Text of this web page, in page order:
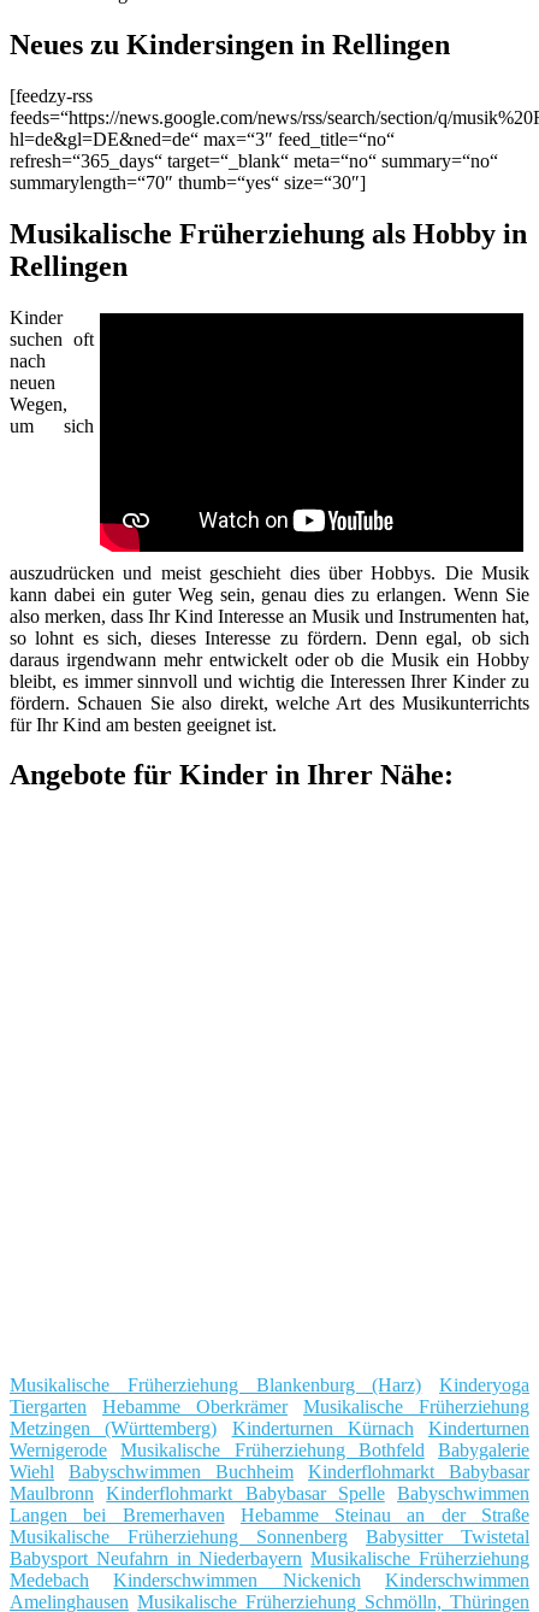
Neues zu Kindersingen in Rellingen
[feedzy-rss
feeds=“https://news.google.com/news/rss/search/section/q/
hl=de&gl=DE&ned=de“ max=“3″ feed_title=“no“
refresh=“365_days“ target=“_blank“ meta=“no“ summary=“no“
summarylength=“70″ thumb=“yes“ size=“30″]
Musikalische Früherziehung als Hobby in
Rellingen
Kinder
suchen oft
nach
neuen
Wegen,
um sich
auszudrücken und meist geschieht dies über Hobbys. Die Musik
kann dabei ein guter Weg sein, genau dies zu erlangen. Wenn Sie
also merken, dass Ihr Kind Interesse an Musik und Instrumenten hat,
so lohnt es sich, dieses Interesse zu fördern. Denn egal, ob sich
daraus irgendwann mehr entwickelt oder ob die Musik ein Hobby
bleibt, es immer sinnvoll und wichtig die Interessen Ihrer Kinder zu
fördern. Schauen Sie also direkt, welche Art des Musikunterrichts
für Ihr Kind am besten geeignet ist.
Angebote für Kinder in Ihrer Nähe:
Musikalische Früherziehung Blankenburg (Harz)
Kinderyoga
Tiergarten
Hebamme Oberkrämer
Musikalische Früherziehung
Metzingen (Württemberg)
Kinderturnen Kürnach
Kinderturnen
Wernigerode
Musikalische Früherziehung Bothfeld
Babygalerie
Wiehl
Babyschwimmen Buchheim
Kinderflohmarkt Babybasar
Maulbronn
Kinderflohmarkt Babybasar Spelle
Babyschwimmen
Langen bei Bremerhaven
Hebamme Steinau an der Straße
Musikalische Früherziehung Sonnenberg
Babysitter Twistetal
Babysport Neufahrn in Niederbayern Musikalische Früherziehung
Medebach
Kinderschwimmen Nickenich
Kinderschwimmen
Amelinghausen Musikalische Früherziehung Schmölln, Thüringen